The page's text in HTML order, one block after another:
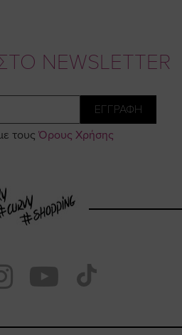
NEWSLETTER
ΕΓΓΡΑΦΗ
τους Όρους Χρήσης
Visit
https://
Visit
https://
our